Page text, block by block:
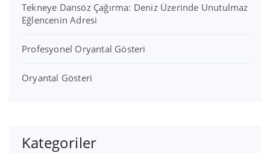
Tekneye Dansöz Çağırma: Deniz Üzerinde Unutulmaz
Eğlencenin Adresi
Profesyonel Oryantal Gösteri
Oryantal Gösteri
Kategoriler